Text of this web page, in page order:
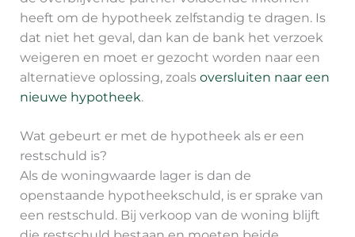
heeft om de hypotheek zelfstandig te dragen. Is
dat niet het geval, dan kan de bank het verzoek
weigeren en moet er gezocht worden naar een
alternatieve oplossing, zoals oversluiten naar een
nieuwe hypotheek.
Wat gebeurt er met de hypotheek als er een
restschuld is?
Als de woningwaarde lager is dan de
openstaande hypotheekschuld, is er sprake van
een restschuld. Bij verkoop van de woning blijft